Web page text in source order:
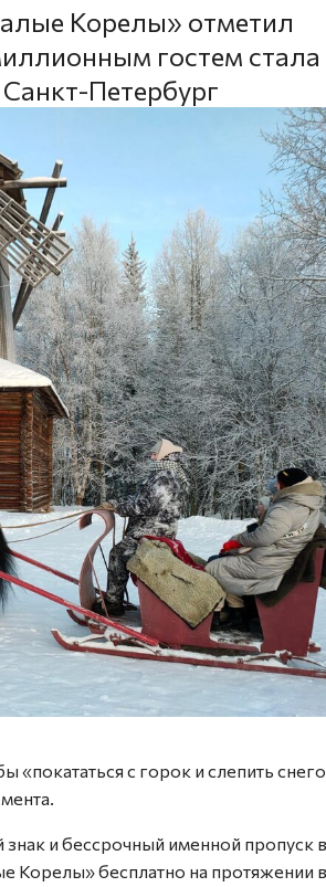
Корелы» отметил
гостем стала
Петербург
«покататься с горок и слепить
и бессрочный именной пропуск
бесплатно на протяжении